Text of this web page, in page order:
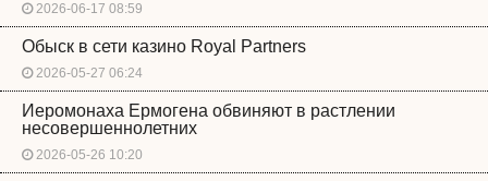
2026-06-17 08:59
Обыск в сети казино Royal Partners
2026-05-27 06:24
Иеромонаха Ермогена обвиняют в растлении
несовершеннолетних
2026-05-26 10:20